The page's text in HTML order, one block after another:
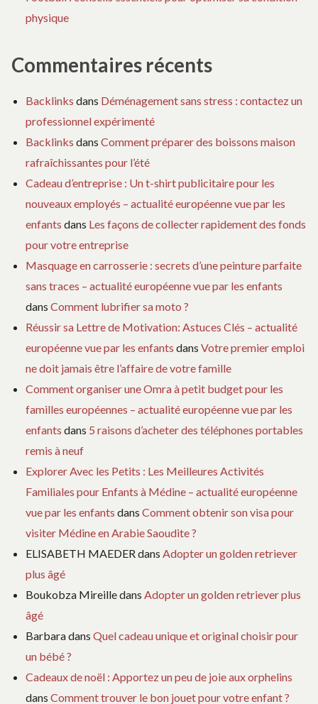
physique
Commentaires récents
Backlinks dans Déménagement sans stress : contactez un
professionnel expérimenté
Backlinks dans Comment préparer des boissons maison
rafraîchissantes pour l’été
Cadeau d’entreprise : Un t-shirt publicitaire pour les
nouveaux employés – actualité européenne vue par les
enfants dans Les façons de collecter rapidement des fonds
pour votre entreprise
Masquage en carrosserie : secrets d’une peinture parfaite
sans traces – actualité européenne vue par les enfants
dans Comment lubrifier sa moto ?
Réussir sa Lettre de Motivation: Astuces Clés – actualité
européenne vue par les enfants dans Votre premier emploi
ne doit jamais être l’affaire de votre famille
Comment organiser une Omra à petit budget pour les
familles européennes – actualité européenne vue par les
enfants dans 5 raisons d’acheter des téléphones portables
remis à neuf
Explorer Avec les Petits : Les Meilleures Activités
Familiales pour Enfants à Médine – actualité européenne
vue par les enfants dans Comment obtenir son visa pour
visiter Médine en Arabie Saoudite ?
ELISABETH MAEDERdans Adopter un golden retriever
plus âgé
Boukobza Mireilledans Adopter un golden retriever plus
âgé
Barbaradans Quel cadeau unique et original choisir pour
un bébé ?
Cadeaux de noël : Apportez un peu de joie aux orphelins
dans Comment trouver le bon jouet pour votre enfant ?